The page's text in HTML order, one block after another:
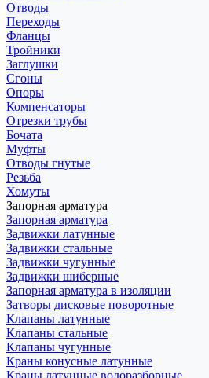
Отводы
Переходы
Фланцы
Тройники
Заглушки
Сгоны
Опоры
Компенсаторы
Отрезки трубы
Бочата
Муфты
Отводы гнутые
Резьба
Хомуты
Запорная арматура
Запорная арматура
Задвижки латунные
Задвижки стальные
Задвижки чугунные
Задвижки шиберные
Запорная арматура в изоляции
Затворы дисковые поворотные
Клапаны латунные
Клапаны стальные
Клапаны чугунные
Краны конусные латунные
Краны латунные водоразборные